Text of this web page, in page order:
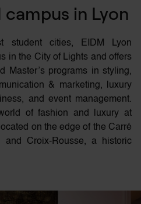
campus in Lyon
student cities, EIDM Lyon
in the City of Lights and offers
Master’s programs in styling,
& marketing, luxury
and event management.
of fashion and luxury at
on the edge of the Carré
and Croix-Rousse, a historic